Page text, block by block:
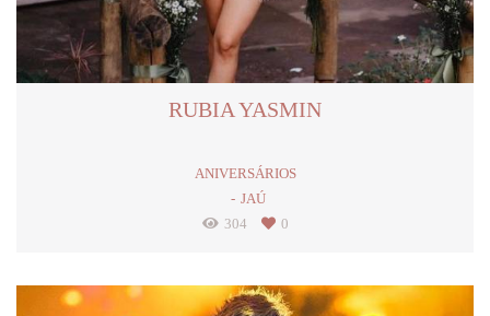
RUBIA YASMIN
ANIVERSÁRIOS
JAÚ
304
0